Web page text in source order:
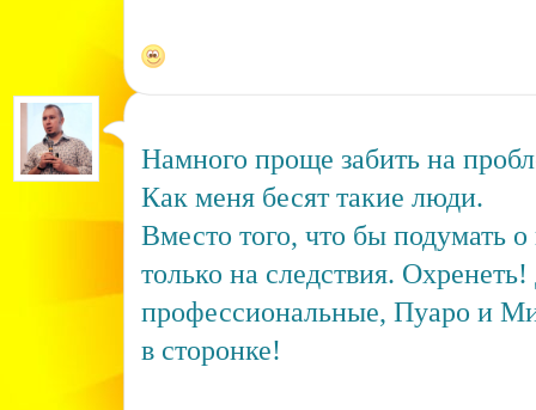
Намного проще забить на
Как меня бесят такие люди.
Вместо того, что бы подумать
только на следствия.
профессиональные, Пуаро и
в сторонке!